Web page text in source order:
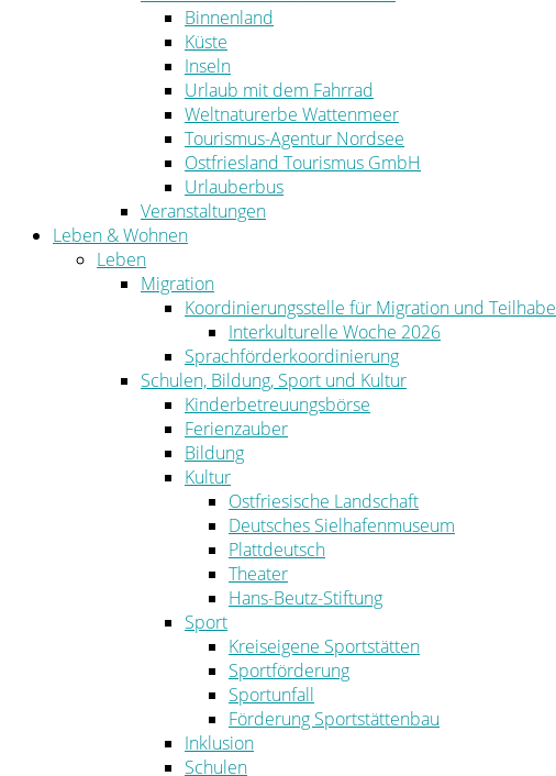
Binnenland
Küste
Inseln
Urlaub mit dem Fahrrad
Weltnaturerbe Wattenmeer
Tourismus-Agentur Nordsee
Ostfriesland Tourismus GmbH
Urlauberbus
Veranstaltungen
Leben & Wohnen
Leben
Migration
Koordinierungsstelle für Migration und Teilhabe
Interkulturelle Woche 2026
Sprachförderkoordinierung
Schulen, Bildung, Sport und Kultur
Kinderbetreuungsbörse
Ferienzauber
Bildung
Kultur
Ostfriesische Landschaft
Deutsches Sielhafenmuseum
Plattdeutsch
Theater
Hans-Beutz-Stiftung
Sport
Kreiseigene Sportstätten
Sportförderung
Sportunfall
Förderung Sportstättenbau
Inklusion
Schulen